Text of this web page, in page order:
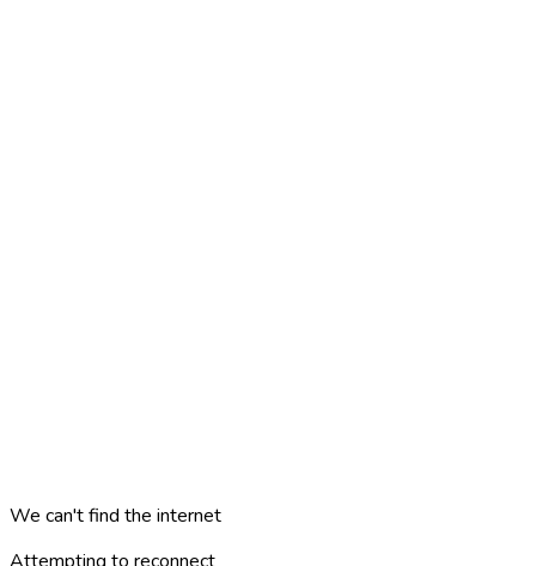
We can't find the internet